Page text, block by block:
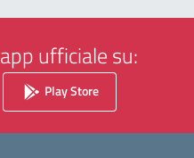
ufficiale su:
Play Store